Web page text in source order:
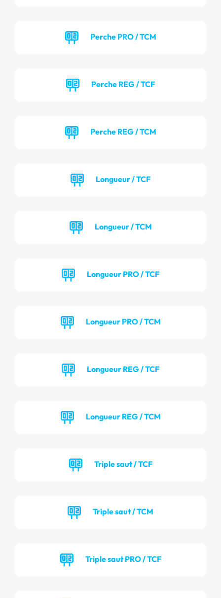
Perche PRO / TCM
Perche REG / TCF
Perche REG / TCM
Longueur / TCF
Longueur / TCM
Longueur PRO / TCF
Longueur PRO / TCM
Longueur REG / TCF
Longueur REG / TCM
Triple saut / TCF
Triple saut / TCM
Triple saut PRO / TCF